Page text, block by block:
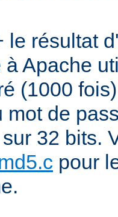
le résultat
à Apache
(1000
mot de
32 bits.
pour